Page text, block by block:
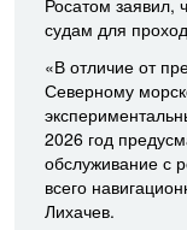
судам для
«В отличие от
Северному
2026 год
обслуживание с
всего
Лихачев.